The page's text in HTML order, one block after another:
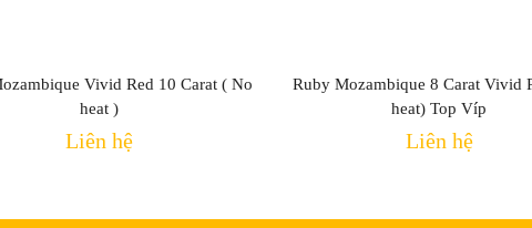
Vivid Red 10 Carat ( No
heat )
Liên hệ
Ruby Mozambique 8 Carat Vivid
heat) Top Víp
Liên hệ